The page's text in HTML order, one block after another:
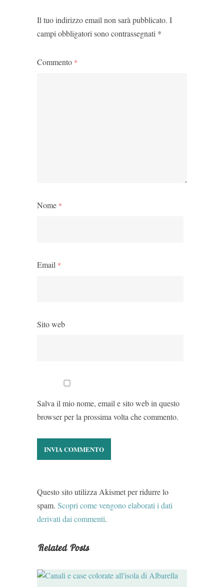
Il tuo indirizzo email non sarà pubblicato. I
campi obbligatori sono contrassegnati *
Commento *
Nome *
Email *
Sito web
Salva il mio nome, email e sito web in questo
browser per la prossima volta che commento.
Questo sito utilizza Akismet per ridurre lo
spam. Scopri come vengono elaborati i dati
derivati dai commenti.
Related Posts